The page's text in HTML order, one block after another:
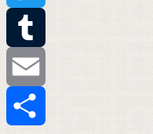
Twitter
Tumblr
Email